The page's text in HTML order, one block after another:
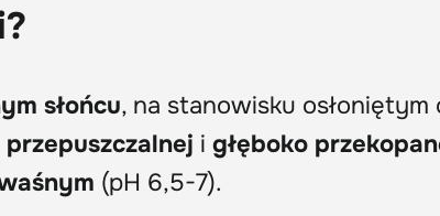
słońcu, na stanowisku osłoniętym
i głęboko
(pH 6,5-7).